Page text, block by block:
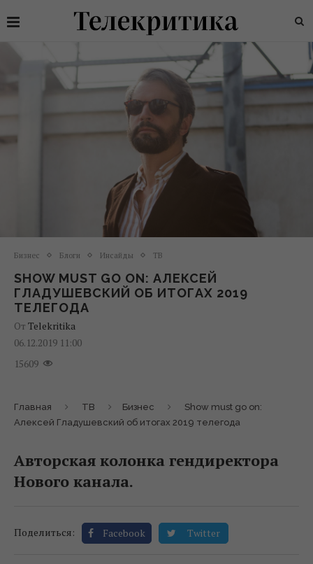
Бизнес Блоги Инсайды ТВ
SHOW MUST GO ON: АЛЕКСЕЙ
ГЛАДУШЕВСКИЙ ОБ ИТОГАХ 2019
ТЕЛЕГОДА
От Telekritika
06.12.2019 11:00
15609
Главная ТВ Бизнес
Show must go on:
Алексей Гладушевский об итогах 2019 телегода
Авторская колонка гендиректора
Нового канала.
Поделиться: Facebook Twitter